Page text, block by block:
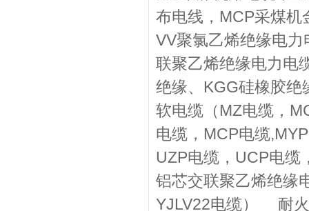
布电线，MCP采煤机
VV聚氯乙烯绝缘电
联聚乙烯绝缘电力电
绝缘、KGG硅橡胶绝
软电缆（MZ电缆，
电缆，MCP电缆
UZP电缆，UCP电缆
铝芯交联聚乙烯绝缘
YJLV22电缆） 耐火